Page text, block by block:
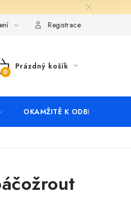
Registrace
Prázdný košík
OKAMŽITĚ K ODBĚRU